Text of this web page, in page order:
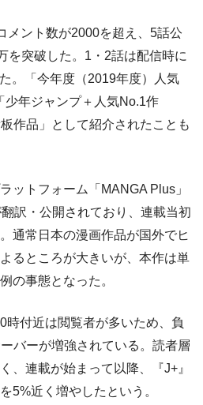
メント数が2000を超え、5話公
を突破した。1・2話は配信時に
。「今年度（2019年度）人気
少年ジャンプ＋人気No.1作
作品」として紹介されたことも
ットフォーム「MANGA Plus」
訳・公開されており、連載当初
通常日本の漫画作品が国外でヒ
るところが大きいが、本作は単
の事態となった。
時付近は閲覧者が多いため、負
バーが増強されている。読者層
、連載が始まって以降、『J+』
5%近く増やしたという。